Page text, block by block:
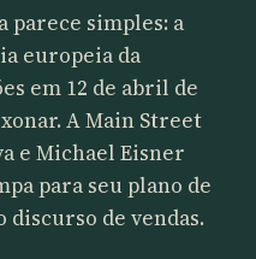
simples: a
europeia da
em 12 de abril de
A Main Street
e Michael Eisner
para seu plano de
discurso de vendas.